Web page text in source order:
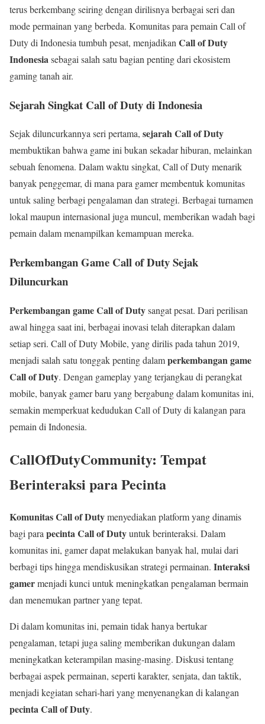
terus berkembang seiring dengan dirilisnya berbagai seri dan
mode permainan yang berbeda. Komunitas para pemain Call of
Duty di Indonesia tumbuh pesat, menjadikan Call of Duty
Indonesiasebagai salah satu bagian penting dari ekosistem
gaming tanah air.
Sejarah Singkat Call of Duty di Indonesia
Sejak diluncurkannya seri pertama, sejarah Call of Duty
membuktikan bahwa game ini bukan sekadar hiburan, melainkan
sebuah fenomena. Dalam waktu singkat, Call of Duty menarik
banyak penggemar, di mana para gamer membentuk komunitas
untuk saling berbagi pengalaman dan strategi. Berbagai turnamen
lokal maupun internasional juga muncul, memberikan wadah bagi
pemain dalam menampilkan kemampuan mereka.
Perkembangan Game Call of Duty Sejak
Diluncurkan
Perkembangan game Call of Dutysangat pesat. Dari perilisan
awal hingga saat ini, berbagai inovasi telah diterapkan dalam
setiap seri. Call of Duty Mobile, yang dirilis pada tahun 2019,
menjadi salah satu tonggak penting dalamperkembangan game
Call of Duty. Dengan gameplay yang terjangkau di perangkat
mobile, banyak gamer baru yang bergabung dalam komunitas ini,
semakin memperkuat kedudukan Call of Duty di kalangan para
pemain di Indonesia.
CallOfDutyCommunity: Tempat
Berinteraksi para Pecinta
Komunitas Call of Dutymenyediakan platform yang dinamis
bagi para pecinta Call of Dutyuntuk berinteraksi. Dalam
komunitas ini, gamer dapat melakukan banyak hal, mulai dari
berbagi tips hingga mendiskusikan strategi permainan. Interaksi
gamermenjadi kunci untuk meningkatkan pengalaman bermain
dan menemukan partner yang tepat.
Di dalam komunitas ini, pemain tidak hanya bertukar
pengalaman, tetapi juga saling memberikan dukungan dalam
meningkatkan keterampilan masing-masing. Diskusi tentang
berbagai aspek permainan, seperti karakter, senjata, dan taktik,
menjadi kegiatan sehari-hari yang menyenangkan di kalangan
pecinta Call of Duty.